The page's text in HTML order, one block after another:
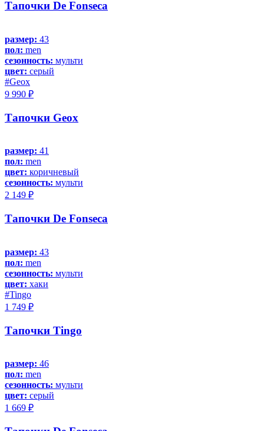
Тапочки De Fonseca
размер: 43
пол: men
сезонность: мульти
цвет: серый
#Geox
9 990 ₽
Тапочки Geox
размер: 41
пол: men
цвет: коричневый
сезонность: мульти
2 149 ₽
Тапочки De Fonseca
размер: 43
пол: men
сезонность: мульти
цвет: хаки
#Tingo
1 749 ₽
Тапочки Tingo
размер: 46
пол: men
сезонность: мульти
цвет: серый
1 669 ₽